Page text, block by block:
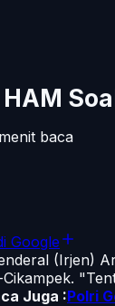
menit baca
Google
(Irjen)
Juga :Polri